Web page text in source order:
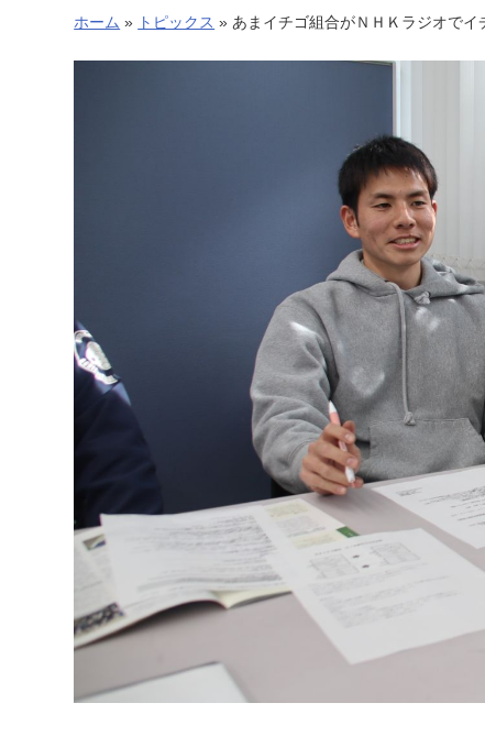
ホーム » トピックス » あまイチゴ組合がＮＨＫラジオでイ